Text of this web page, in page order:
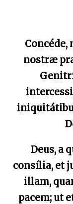
nostræ
Deus, a
consília, et
illam,
pacem; ut